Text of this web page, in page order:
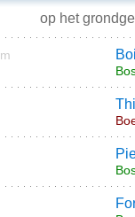
op het